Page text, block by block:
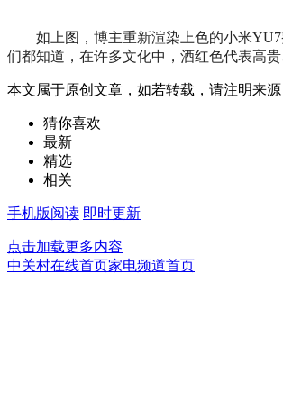
如上图，博主重新渲染上色的小米YU7
们都知道，在许多文化中，酒红色代表高
本文属于原创文章，如若转载，请注明来源
猜你喜欢
最新
精选
相关
手机版阅读 即时更新
点击加载更多内容
中关村在线首页家电频道首页